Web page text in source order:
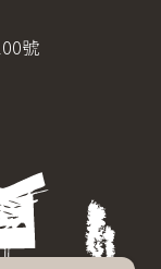
號